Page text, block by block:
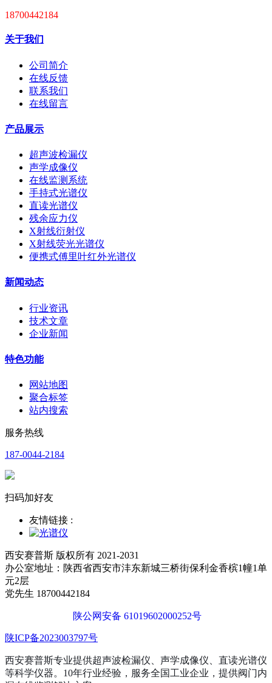
18700442184
关于我们
公司简介
在线反馈
联系我们
在线留言
产品展示
超声波检漏仪
声学成像仪
在线监测系统
手持式光谱仪
直读光谱仪
残余应力仪
X射线衍射仪
X射线荧光光谱仪
便携式傅里叶红外光谱仪
新闻动态
行业资讯
技术文章
企业新闻
特色功能
网站地图
聚合标签
站内搜索
服务热线
187-0044-2184
扫码加好友
友情链接 :
西安赛普斯 版权所有 2021-2031
办公室地址：陕西省西安市沣东新城三桥街保利金香槟1幢1单
元2层
党先生 18700442184
陕公网安备 61019602000252号
陕ICP备2023003797号
西安赛普斯专业提供超声波检漏仪、声学成像仪、直读光谱仪
等科学仪器。10年行业经验，服务全国工业企业，提供阀门内